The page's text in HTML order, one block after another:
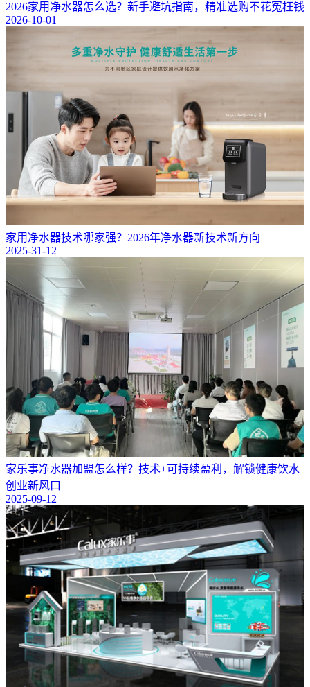
2026家用净水器怎么选？新手避坑指南，精准选购不花冤枉钱
2026-10-01
家用净水器技术哪家强？2026年净水器新技术新方向
2025-31-12
​家乐事净水器加盟怎么样？技术+可持续盈利，解锁健康饮水
创业新风口
2025-09-12